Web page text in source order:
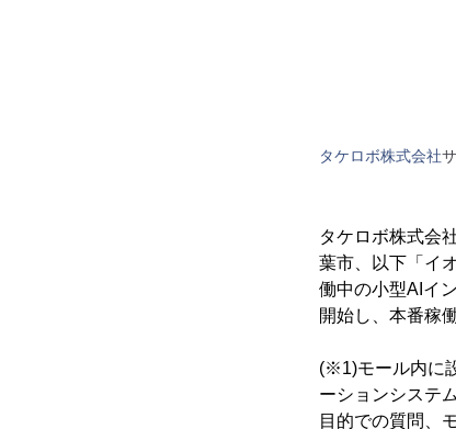
タケロボ株式会社
タケロボ株式会
葉市、以下「イ
働中の小型AIイ
開始し、本番稼
(※1)モール内に
ーションシステ
目的での質問、